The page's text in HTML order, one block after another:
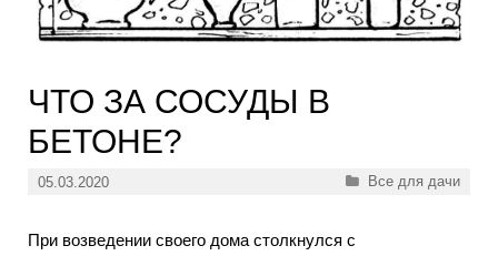
ЧТО ЗА СОСУДЫ В
БЕТОНЕ?
05.03.2020 Рубрики
Все для дачи
При возведении своего дома столкнулся с